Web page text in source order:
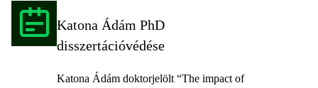
Katona Ádám PhD
disszertációvédése
Katona Ádám doktorjelölt “The impact of